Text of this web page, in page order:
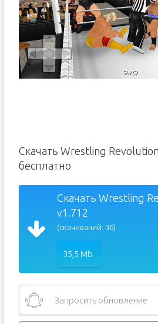
Скачать Wrestling
бесплатно
Скачать Wrestling
v1.712
(скачиваний: 36)
35,5 Mb
Запросить обновление